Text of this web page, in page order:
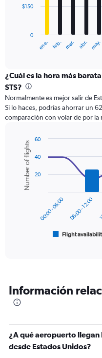
The
categories.
Range:
categories.
The
chart
axis
displaying
values.
Range:
ene. feb. mar. abr. may.
0
$150
¿Cuál es la hora más
STS?
Normalmente es mejor salir de
Si lo haces, podrías ahorrar un
comparación con volar de por la
Combination
chart
with
data
series.
6
categories.
The
has
2
Y
Chart
graphic.
Number of flights
Flight
00:00 - 06:00 06:00 - 12:00
20
40
60
Información
¿A qué aeropuerto llegan
desde Estados Unidos?